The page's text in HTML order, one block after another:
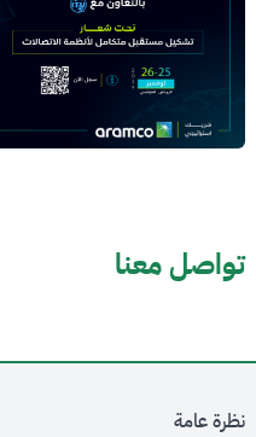
تواصل معنا
نظرة عامة